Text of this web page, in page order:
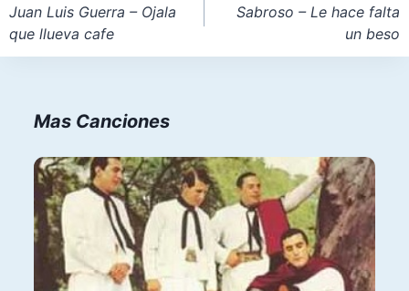
de
entradas
Juan Luis Guerra – Ojala
que llueva cafe
Sabroso – Le hace falta
un beso
Mas Canciones